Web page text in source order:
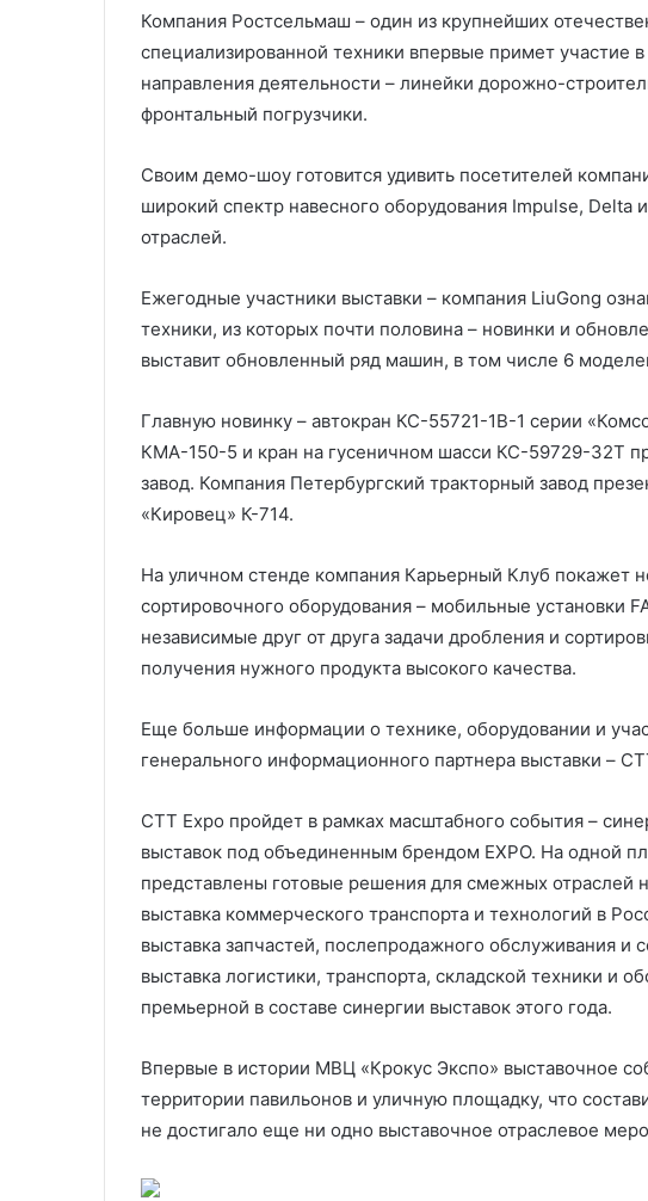
Компания Ростсельмаш – один из крупнейших
специализированной техники впервые примет участие
направления деятельности – линейки дорожно-
фронтальный погрузчики.
Своим демо-шоу готовится удивить посетителей
широкий спектр навесного оборудования Impulse, Delta
отраслей.
Ежегодные участники выставки – компания LiuGong
техники, из которых почти половина – новинки и
выставит обновленный ряд машин, в том числе 6
Главную новинку – автокран КС-55721-1В-1 серии
КМА-150-5 и кран на гусеничном шасси КС-59729-32Т
завод. Компания Петербургский тракторный завод
«Кировец» К-714.
На уличном стенде компания Карьерный Клуб покажет
сортировочного оборудования – мобильные установки
независимые друг от друга задачи дробления и
получения нужного продукта высокого качества.
Еще больше информации о технике, оборудовании и
генерального информационного партнера выставки –
CTT Expo пройдет в рамках масштабного события –
выставок под объединенным брендом EXPO. На одной
представлены готовые решения для смежных отраслей
выставка коммерческого транспорта и технологий в
выставка запчастей, послепродажного обслуживания и
выставка логистики, транспорта, складской техники и
премьерной в составе синергии выставок этого года.
Впервые в истории МВЦ «Крокус Экспо» выставочное
территории павильонов и уличную площадку, что
не достигало еще ни одно выставочное отраслевое